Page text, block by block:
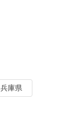
兵庫県